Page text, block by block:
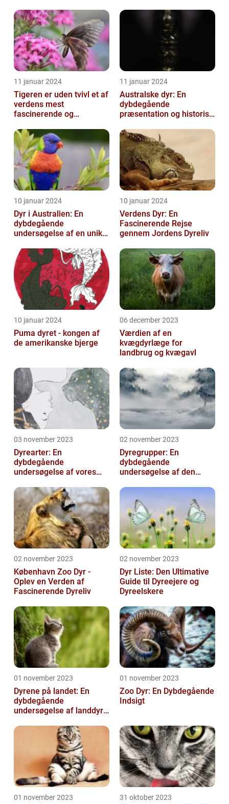
11 januar 2024
Tigeren er uden tvivl et af
verdens mest
fascinerende og
11 januar 2024
Australske dyr: En
dybdegående
præsentation og historisk
10 januar 2024
Dyr i Australien: En
dybdegående
undersøgelse af en unik
10 januar 2024
Verdens Dyr: En
Fascinerende Rejse
gennem Jordens Dyreliv
10 januar 2024
Puma dyret - kongen af
de amerikanske bjerge
06 december 2023
Værdien af en
kvægdyrlæge for
landbrug og kvægavl
03 november 2023
Dyrearter: En
dybdegående
undersøgelse af vores
02 november 2023
Dyregrupper: En
dybdegående
undersøgelse af den
02 november 2023
København Zoo Dyr -
Oplev en Verden af
Fascinerende Dyreliv
02 november 2023
Dyr Liste: Den Ultimative
Guide til Dyreejere og
Dyreelskere
01 november 2023
Dyrene på landet: En
dybdegående
undersøgelse af landdyr
gennem historien
01 november 2023
Zoo Dyr: En Dybdegående
Indsigt
01 november 2023 31 oktober 2023